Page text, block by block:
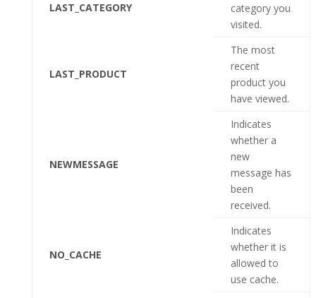
LAST_CATEGORY
category you
visited.
LAST_PRODUCT
The most
recent
product you
have viewed.
NEWMESSAGE
Indicates
whether a
new
message has
been
received.
NO_CACHE
Indicates
whether it is
allowed to
use cache.